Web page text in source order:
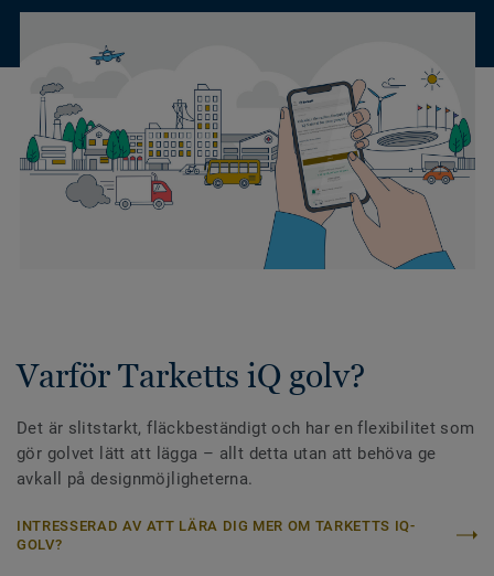
Varför Tarketts iQ golv?
Det är slitstarkt, fläckbeständigt och har en flexibilitet som
gör golvet lätt att lägga – allt detta utan att behöva ge
avkall på designmöjligheterna.
INTRESSERAD AV ATT LÄRA DIG MER OM TARKETTS IQ-
GOLV?